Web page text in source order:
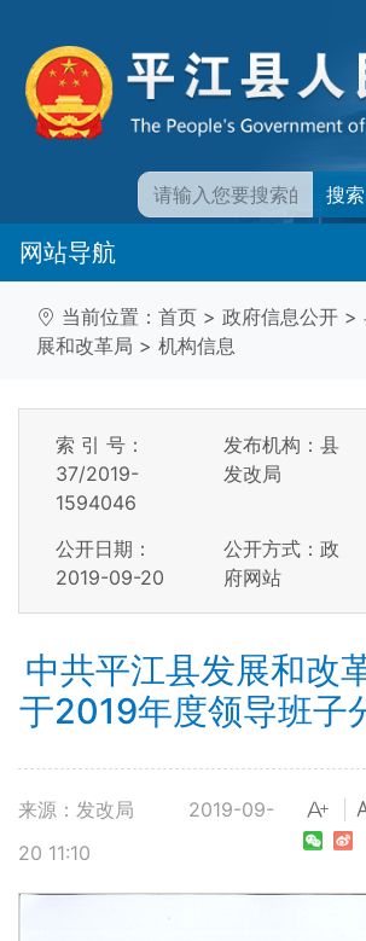
搜索
网站导航
当前位置： 首页 > 政府信息公开 >
展和改革局 > 机构信息
索 引 号：
37/2019-
1594046
发布机构：县
发改局
公开日期：
2019-09-20
公开方式：政
府网站
中共平江县发展和改
于2019年度领导班子
来源：发改局
2019-09-
20 11:10